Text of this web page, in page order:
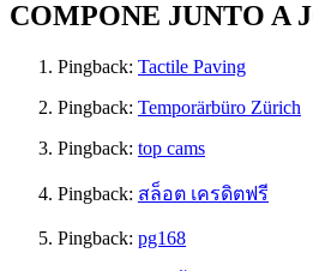
COMPONE JUNTO A
Pingback: Tactile Paving
Pingback: Temporärbüro Zürich
Pingback: top cams
Pingback: สล็อต เครดิตฟรี
Pingback: pg168